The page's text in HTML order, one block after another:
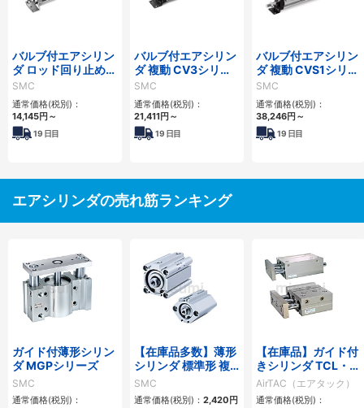
バルブ付エアシリン
ダ ロッド回り止め
形・複動 CVM5Kシ
リーズ
SMC
通常価格(税別)：
14,145円 ～
19 日目
バルブ付エアシリン
ダ 複動 CV3シリー
ズ
SMC
通常価格(税別)：
21,411円 ～
19 日目
バルブ付エアシリン
ダ 複動 CVS1シリー
ズ
SMC
通常価格(税別)：
38,246円 ～
19 日目
エアシリンダの売れ筋ランキング
ガイド付薄形シリン
ダ MGPシリーズ
SMC
通常価格(税別)：
【在庫品多数】薄形
シリンダ 標準形 複
動・片ロッド CQ2
シリーズ
SMC
通常価格(税別)： 2,420 円
【在庫品】ガイド付
きシリンダ TCL・
TCMシリーズ
AirTAC（エアタック）
通常価格(税別)：